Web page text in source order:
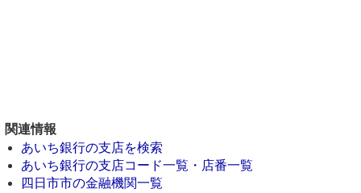
関連情報
あいち銀行の支店を検索
あいち銀行の支店コード一覧・店番一覧
四日市市の金融機関一覧